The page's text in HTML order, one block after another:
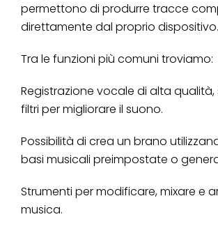
permettono di produrre tracce
direttamente dal proprio dispositivo.
Tra le funzioni più comuni troviamo:
Registrazione vocale di alta
filtri per migliorare il suono.
Possibilità di crea un brano
basi musicali preimpostate o
Strumenti per modificare, mixare e
musica.